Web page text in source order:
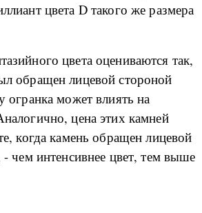
цвета D такого же размера
цвета оцениваются так,
обращен лицевой стороной
огранка может влиять на
цена этих камней
когда камень обращен лицевой
чем интенсивнее цвет, тем выше